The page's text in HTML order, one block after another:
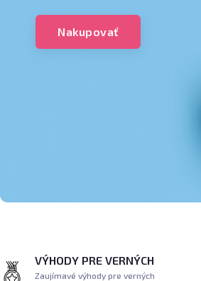
Nakupovať
VÝHODY PRE VERNÝCH
Zaujímavé výhody pre verných